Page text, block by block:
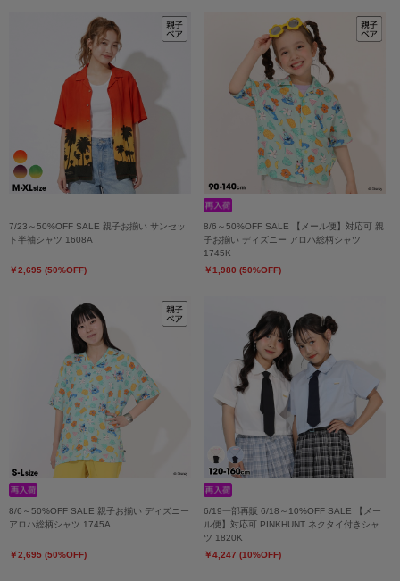
7/23～50%OFF SALE 親子お揃い サンセッ
ト半袖シャツ 1608A
￥2,695 (50%OFF)
8/6～50%OFF SALE 【メール便】対応可 親
子お揃い ディズニー アロハ総柄シャツ
1745K
￥1,980 (50%OFF)
8/6～50%OFF SALE 親子お揃い ディズニー
アロハ総柄シャツ 1745A
￥2,695 (50%OFF)
6/19一部再販 6/18～10%OFF SALE 【メー
ル便】対応可 PINKHUNT ネクタイ付きシャ
ツ 1820K
￥4,247 (10%OFF)